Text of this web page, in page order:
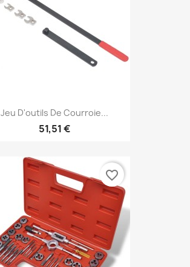
Jeu D'outils De Courroie...
51,51 €
favorite_border